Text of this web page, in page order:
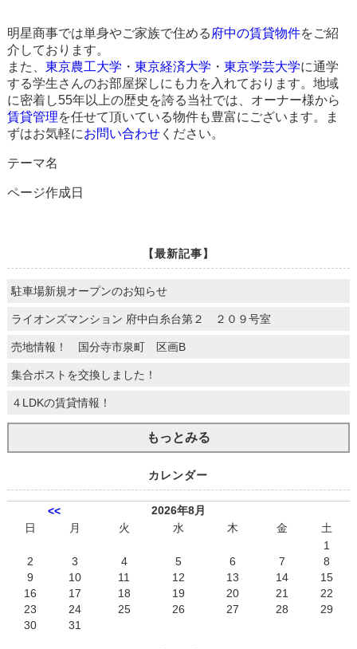
明星商事では単身やご家族で住める 府中の賃貸物件をご紹
介しております。
また、 東京農工大学 ・ 東京経済大学 ・ 東京学芸大学に通学
する学生さんのお部屋探しにも力を入れております。地域
に密着し55年以上の歴史を誇る当社では、オーナー様から
賃貸管理を任せて頂いている物件も豊富にございます。ま
ずはお気軽にお問い合わせください。
テーマ名
ページ作成日
【最新記事】
駐車場新規オープンのお知らせ
ライオンズマンション 府中白糸台第２ ２０９号室
売地情報！ 国分寺市泉町 区画B
集合ポストを交換しました！
４LDKの賃貸情報！
もっとみる
カレンダー
<<
2026年8月
日
月 火 水 木 金
土
1
2
3 4 5 6 7
8
9
10 11 12 13 14
15
16
17 18 19 20 21
22
23
24 25 26 27 28
29
30
31